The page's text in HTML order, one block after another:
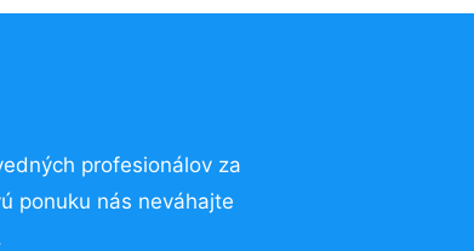
profesionálov za
ponuku nás neváhajte